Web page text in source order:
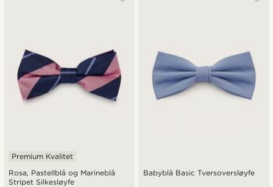
Rosa, Pastellblå og Marineblå
Stripet Silkesløyfe
Premium Kvalitet
Babyblå Basic Tversoversløyfe